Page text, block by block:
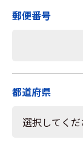
郵便番号
都道府県